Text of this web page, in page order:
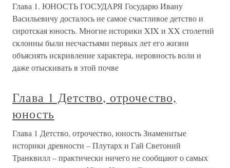
Глава 1. ЮНОСТЬ ГОСУДАРЯ Государю Ивану
Васильевичу досталось не самое счастливое детство и
сиротская юность. Многие историки XIX и XX столетий
склонны были несчастьями первых лет его жизни
объяснять искривление характера, неровность воли и
даже отыскивать в этой почве
Глава 1 Детство, отрочество,
юность
Глава 1 Детство, отрочество, юность Знаменитые
историки древности – Плутарх и Гай Светоний
Транквилл – практически ничего не сообщают о самых